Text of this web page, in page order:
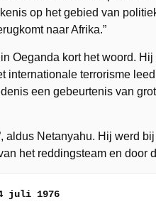
op het gebied van
naar Afrika.”
Oeganda kort het woord.
internationale terrorisme
een gebeurtenis van
aldus Netanyahu. Hij werd
het reddingsteam en door
juli 1976